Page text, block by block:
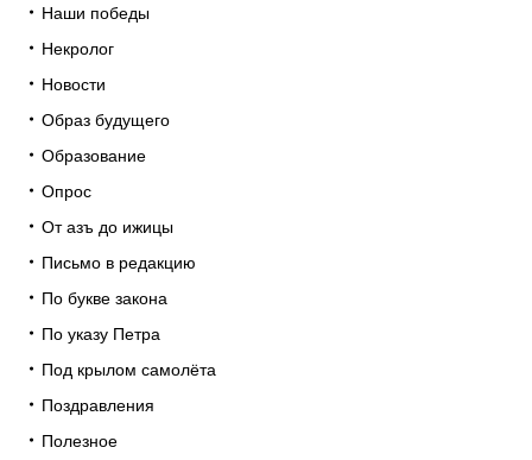
Наши победы
Некролог
Новости
Образ будущего
Образование
Опрос
От азъ до ижицы
Письмо в редакцию
По букве закона
По указу Петра
Под крылом самолёта
Поздравления
Полезное